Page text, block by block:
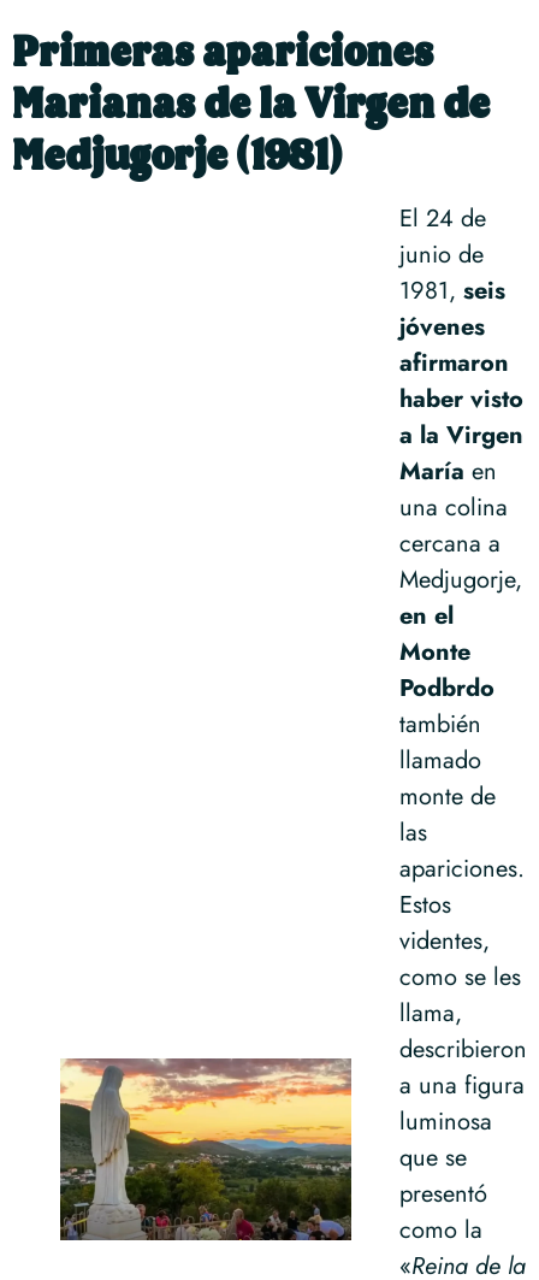
Primeras apariciones
Marianas de la Virgen de
Medjugorje (1981)
El 24 de
junio de
1981, seis
jóvenes
afirmaron
haber visto
a la Virgen
María en
una colina
cercana a
Medjugorje,
en el
Monte
Podbrdo
también
llamado
monte de
las
apariciones.
Estos
videntes,
como se les
llama,
describieron
a una figura
luminosa
que se
presentó
como la
«Reina de la